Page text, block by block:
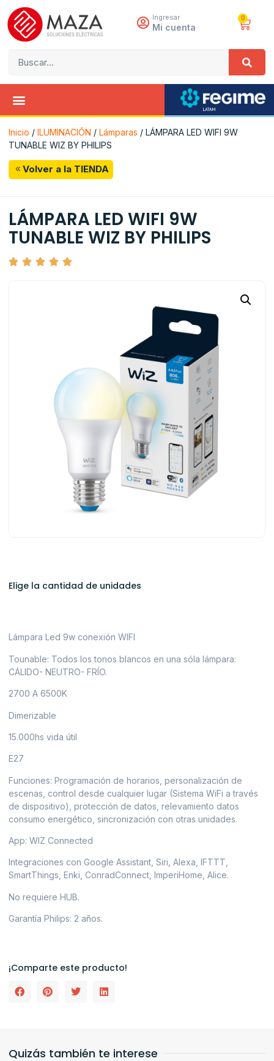
Ingresar
Mi cuenta
0
Inicio / ILUMINACIÓN / Lámparas / LÁMPARA LED WIFI 9W
TUNABLE WIZ BY PHILIPS
Volver a la TIENDA
LÁMPARA LED WIFI 9W
TUNABLE WIZ BY PHILIPS
Elige la cantidad de unidades
Lámpara Led 9w conexión WIFI
Tounable: Todos los tonos blancos en una sóla lámpara:
CÁLIDO- NEUTRO- FRÍO.
2700 A 6500K
Dimerizable
15.000hs vida útil
E27
Funciones: Programación de horarios, personalización de
escenas, control desde cualquier lugar (Sistema WiFi a través
de dispositivo), protección de datos, relevamiento datos
consumo energético, sincronización con otras unidades.
App: WIZ Connected
Integraciones con Google Assistant, Siri, Alexa, IFTTT,
SmartThings, Enki, ConradConnect, ImperiHome, Alice.
No requiere HUB.
Garantía Philips: 2 años.
¡Comparte este producto!
Quizás también te interese